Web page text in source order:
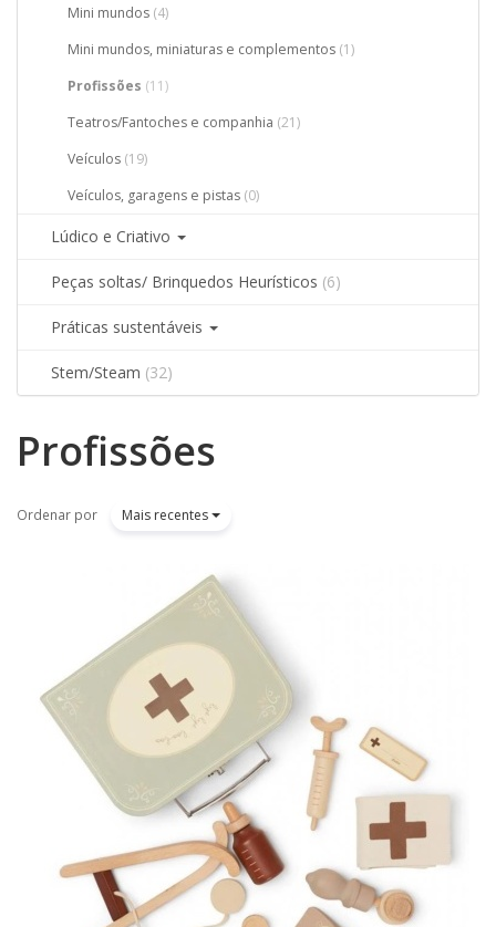
Mini mundos (4)
Mini mundos, miniaturas e complementos (1)
Profissões (11)
Teatros/Fantoches e companhia (21)
Veículos (19)
Veículos, garagens e pistas (0)
Lúdico e Criativo
Peças soltas/ Brinquedos Heurísticos (6)
Práticas sustentáveis
Stem/Steam (32)
Filtros
Profissões
Ordenar por Mais recentes